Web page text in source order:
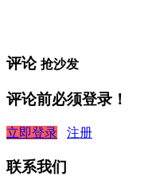
评论 抢沙发
评论前必须登录！
立即登录 注册
联系我们